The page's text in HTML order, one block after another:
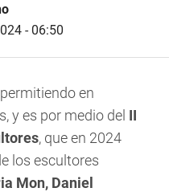
- 06:50
en
y es por medio del II
, que en 2024
los escultores
Mon, Daniel